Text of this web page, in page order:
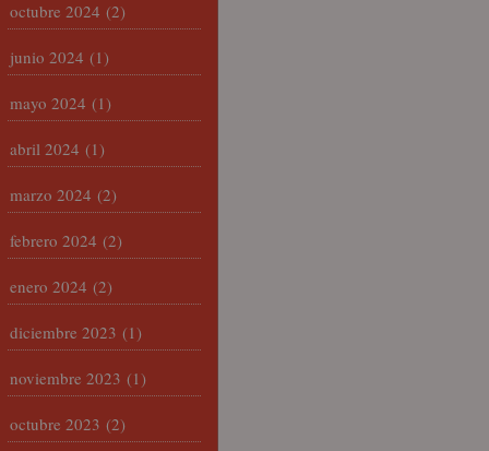
octubre 2024 (2)
junio 2024 (1)
mayo 2024 (1)
abril 2024 (1)
marzo 2024 (2)
febrero 2024 (2)
enero 2024 (2)
diciembre 2023 (1)
noviembre 2023 (1)
octubre 2023 (2)